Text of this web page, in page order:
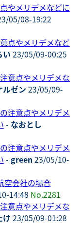
やメリデメなどに
05/08-19:22
点やメリデメなど
い 23/05/09-00:25
意点やメリデメな
ルゼン 23/05/09-
注意点やメリデメ
- なおとし
注意点やメリデメ
- green 23/05/10-
空会社の場合
14:48 No.2281
意点やメリデメな
け 23/05/09-01:28